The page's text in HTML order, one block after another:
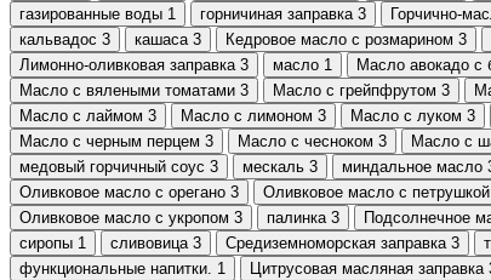
газированные воды 1 горничиная заправка 3 Горчично-
кальвадос 3 кашаса 3 Кедровое масло с розмарином 3
Лимонно-оливковая заправка 3 масло 1 Масло авокадо с
Масло с вялеными томатами 3 Масло с грейпфрутом 3
Масло с лаймом 3 Масло с лимоном 3 Масло с луком 3
Масло с черным перцем 3 Масло с чесноком 3 Масло с
медовый горчичный соус 3 мескаль 3 миндальное масло
Оливковое масло с орегано 3 Оливковое масло с петрушкой
Оливковое масло с укропом 3 палинка 3 Подсолнечное
сиропы 1 сливовица 3 Средиземноморская заправка 3
функциональные напитки. 1 Цитрусовая масляная заправка